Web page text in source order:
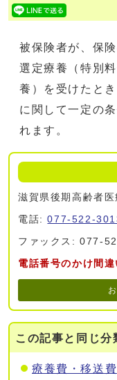
被保険者が、保
選定療養（特別
養）を受けたと
に関して一定の
れます。
滋賀県後期高齢者
電話:077-522-
ファックス: 077-
電話番号のかけ間
この記事と同じ分
療養費・移送費